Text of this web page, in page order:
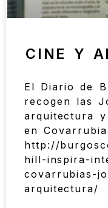
CINE Y
El Diario de
recogen las
arquitectura
en
http://
hill-inspira-
covarrubias-
arquitectura/